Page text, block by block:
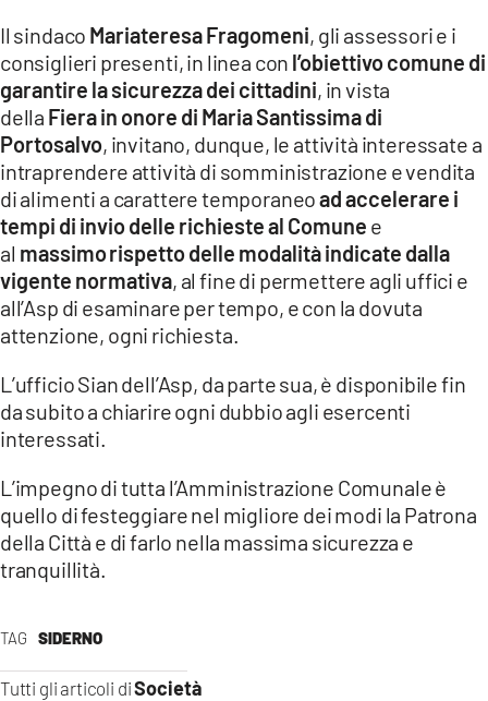
TAG SIDERNO
Tutti gli articoli diSocietà
Il sindaco Mariateresa Fragomeni, gli assessori e i
consiglieri presenti, in linea con l’obiettivo comune di
garantire la sicurezza dei cittadini, in vista
della Fiera in onore di Maria Santissima di
Portosalvo, invitano, dunque, le attività interessate a
intraprendere attività di somministrazione e vendita
di alimenti a carattere temporaneoad accelerare i
tempi di invio delle richieste al Comune e
al massimorispetto delle modalità indicate dalla
vigente normativa, al fine di permettere agli uffici e
all’Asp di esaminare per tempo, e con la dovuta
attenzione, ogni richiesta.
L’ufficio Sian dell’Asp, da parte sua, è disponibile fin
da subito a chiarire ogni dubbio agli esercenti
interessati.
L’impegno di tutta l’Amministrazione Comunale è
quello di festeggiare nel migliore dei modi la Patrona
della Città e di farlo nella massima sicurezza e
tranquillità.